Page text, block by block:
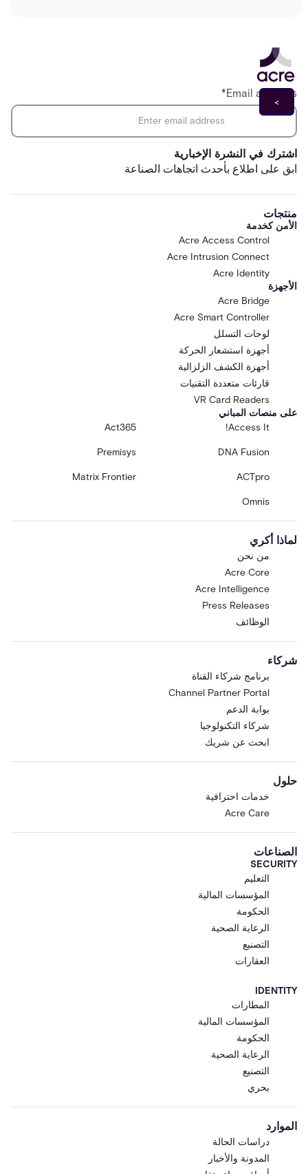
اشترك في النشرة الإخبارية
ابق على اطلاع بأحدث اتجاهات الصناعة
Email address
*
منتجات
الأمن كخدمة
Acre Access Control
Acre Intrusion Connect
Acre Identity
الأجهزة
Acre Bridge
Acre Smart Controller
لوحات التسلل
أجهزة استشعار الحركة
أجهزة الكشف الزلزالية
قارئات متعددة التقنيات
VR Card Readers
على منصات المباني
Access It!
Act365
DNA Fusion
Premisys
ACTpro
Matrix Frontier
Omnis
لماذا أكري
من نحن
Acre Core
Acre Intelligence
Press Releases
الوظائف
شركاء
برنامج شركاء القناة
Channel Partner Portal
بوابة الدعم
شركاء التكنولوجيا
ابحث عن شريك
حلول
خدمات احترافية
Acre Care
الصناعات
SECURITY
التعليم
المؤسسات المالية
الحكومة
الرعاية الصحية
التصنيع
العقارات
IDENTITY
المطارات
المؤسسات المالية
الحكومة
الرعاية الصحية
التصنيع
بحري
الموارد
دراسات الحالة
المدونة والأخبار